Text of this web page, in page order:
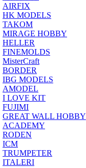
AIRFIX
HK MODELS
TAKOM
MIRAGE HOBBY
HELLER
FINEMOLDS
MisterCraft
BORDER
IBG MODELS
AMODEL
I LOVE KIT
FUJIMI
GREAT WALL HOBBY
ACADEMY
RODEN
ICM
TRUMPETER
ITALERI